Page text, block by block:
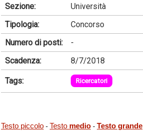
Sezione:
Università
Tipologia:
Concorso
Numero di posti:
-
Scadenza:
8/7/2018
Tags: Ricercatori
Testo piccolo - Testo medio - Testo grande